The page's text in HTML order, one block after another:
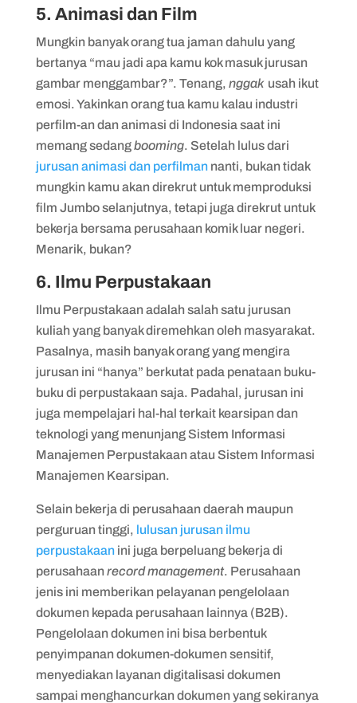
5. Animasi dan Film
Mungkin banyak orang tua jaman dahulu yang
bertanya “mau jadi apa kamu kok masuk jurusan
gambar menggambar?”. Tenang, nggak usah ikut
emosi. Yakinkan orang tua kamu kalau industri
perfilm-an dan animasi di Indonesia saat ini
memang sedangbooming. Setelah lulus dari
jurusan animasi dan perfilmannanti, bukan tidak
mungkin kamu akan direkrut untuk memproduksi
film Jumbo selanjutnya, tetapi juga direkrut untuk
bekerja bersama perusahaan komik luar negeri.
Menarik, bukan?
6. Ilmu Perpustakaan
Ilmu Perpustakaan adalah salah satu jurusan
kuliah yang banyak diremehkan oleh masyarakat.
Pasalnya, masih banyak orang yang mengira
jurusan ini “hanya” berkutat pada penataan buku-
buku di perpustakaan saja. Padahal, jurusan ini
juga mempelajari hal-hal terkait kearsipan dan
teknologi yang menunjang Sistem Informasi
Manajemen Perpustakaan atau Sistem Informasi
Manajemen Kearsipan.
Selain bekerja di perusahaan daerah maupun
perguruan tinggi, lulusan jurusan ilmu
perpustakaanini juga berpeluang bekerja di
perusahaanrecord management. Perusahaan
jenis ini memberikan pelayanan pengelolaan
dokumen kepada perusahaan lainnya (B2B).
Pengelolaan dokumen ini bisa berbentuk
penyimpanan dokumen-dokumen sensitif,
menyediakan layanan digitalisasi dokumen
sampai menghancurkan dokumen yang sekiranya